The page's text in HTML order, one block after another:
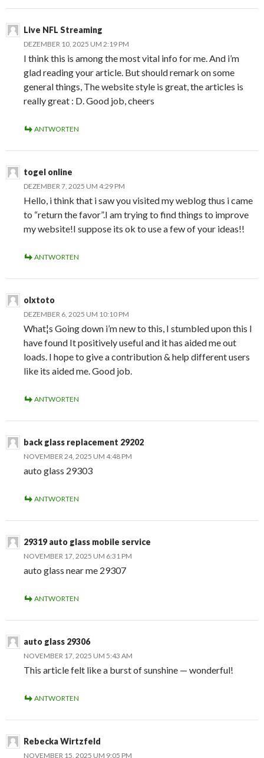
Live NFL Streaming
DEZEMBER 10, 2025 UM 2:19 PM
I think this is among the most vital info for me. And i’m
glad reading your article. But should remark on some
general things, The website style is great, the articles is
really great : D. Good job, cheers
ANTWORTEN
togel online
DEZEMBER 7, 2025 UM 4:29 PM
Hello, i think that i saw you visited my weblog thus i came
to “return the favor”.I am trying to find things to improve
my website!I suppose its ok to use a few of your ideas!!
ANTWORTEN
olxtoto
DEZEMBER 6, 2025 UM 10:10 PM
What¦s Going down i’m new to this, I stumbled upon this I
have found It positively useful and it has aided me out
loads. I hope to give a contribution & help different users
like its aided me. Good job.
ANTWORTEN
back glass replacement 29202
NOVEMBER 24, 2025 UM 4:48 PM
auto glass 29303
ANTWORTEN
29319 auto glass mobile service
NOVEMBER 17, 2025 UM 6:31 PM
auto glass near me 29307
ANTWORTEN
auto glass 29306
NOVEMBER 17, 2025 UM 5:43 AM
This article felt like a burst of sunshine — wonderful!
ANTWORTEN
Rebecka Wirtzfeld
NOVEMBER 15, 2025 UM 9:05 PM